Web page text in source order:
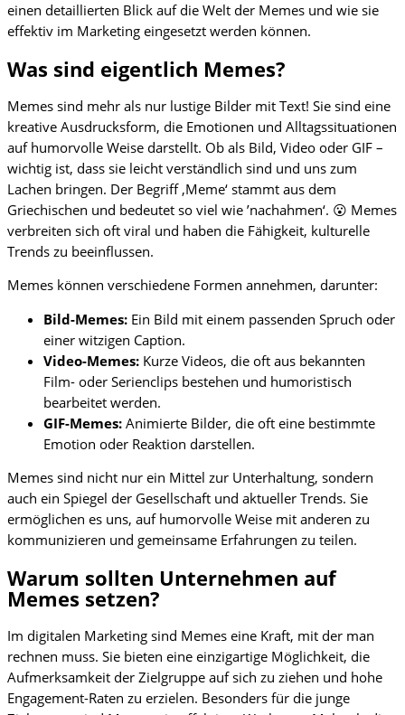
einen detaillierten Blick auf die Welt der Memes und wie sie
effektiv im Marketing eingesetzt werden können.
Was sind eigentlich Memes?
Memes sind mehr als nur lustige Bilder mit Text! Sie sind eine
kreative Ausdrucksform, die Emotionen und Alltagssituationen
auf humorvolle Weise darstellt. Ob als Bild, Video oder GIF –
wichtig ist, dass sie leicht verständlich sind und uns zum
Lachen bringen. Der Begriff ‚Meme‘ stammt aus dem
Griechischen und bedeutet so viel wie ’nachahmen‘. 😮 Memes
verbreiten sich oft viral und haben die Fähigkeit, kulturelle
Trends zu beeinflussen.
Memes können verschiedene Formen annehmen, darunter:
Bild-Memes: Ein Bild mit einem passenden Spruch oder
einer witzigen Caption.
Video-Memes: Kurze Videos, die oft aus bekannten
Film- oder Serienclips bestehen und humoristisch
bearbeitet werden.
GIF-Memes: Animierte Bilder, die oft eine bestimmte
Emotion oder Reaktion darstellen.
Memes sind nicht nur ein Mittel zur Unterhaltung, sondern
auch ein Spiegel der Gesellschaft und aktueller Trends. Sie
ermöglichen es uns, auf humorvolle Weise mit anderen zu
kommunizieren und gemeinsame Erfahrungen zu teilen.
Warum sollten Unternehmen auf
Memes setzen?
Im digitalen Marketing sind Memes eine Kraft, mit der man
rechnen muss. Sie bieten eine einzigartige Möglichkeit, die
Aufmerksamkeit der Zielgruppe auf sich zu ziehen und hohe
Engagement-Raten zu erzielen. Besonders für die junge